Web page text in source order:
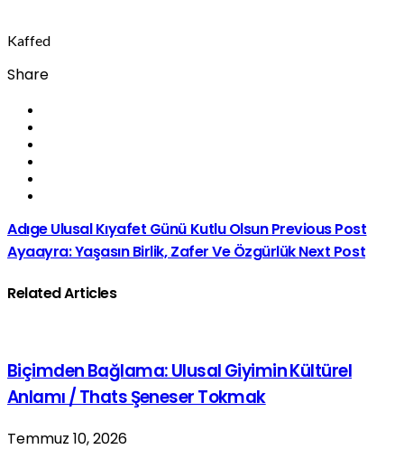
Kaffed
Share
Adıge Ulusal Kıyafet Günü Kutlu OlsunPrevious Post
Ayaayra: Yaşasın Birlik, Zafer Ve ÖzgürlükNext Post
Related Articles
Biçimden Bağlama: Ulusal Giyimin Kültürel
Anlamı / Thats Şeneser Tokmak
Temmuz 10, 2026